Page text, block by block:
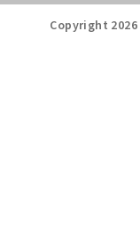
Copyright 2026